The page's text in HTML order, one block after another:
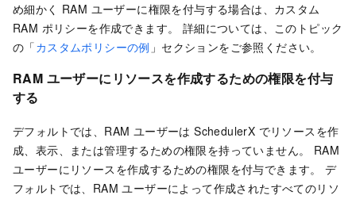
め細かく RAM ユーザーに権限を付与する場合は、カスタム
RAM ポリシーを作成できます。 詳細については、このトピック
の「カスタムポリシーの例 」セクションをご参照ください。
RAM ユーザーにリソースを作成するための権限を付与
する
デフォルトでは、RAM ユーザーは SchedulerX でリソースを作
成、表示、または管理するための権限を持っていません。 RAM
ユーザーにリソースを作成するための権限を付与できます。 デ
フォルトでは、RAM ユーザーによって作成されたすべてのリソ